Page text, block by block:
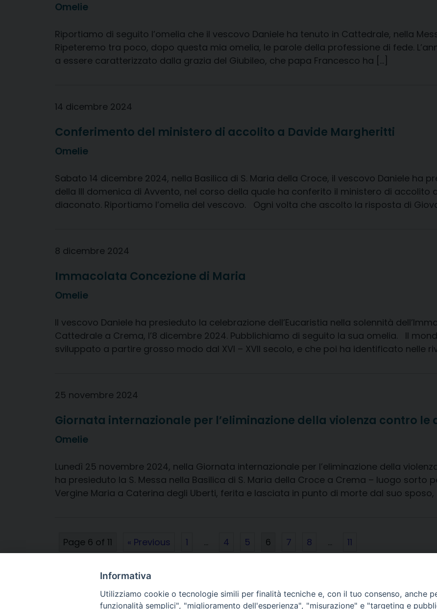
Omelie
Riportiamo di seguito l’omelia che il vescovo Daniele ha tenuto in Cattedrale, nella
Ripeteremo tra poco, dopo questa mia omelia, le parole della professione di fede.
a essere caratterizzato dalla grazia del Giubileo, che papa Francesco ha […]
14 dicembre 2024
Conferimento del ministero di accolito a Davide Margheritti
Omelie
Sabato 14 dicembre 2024, nella Basilica di S. Maria della Croce, il vescovo Daniele ha
della III domenica di Avvento, nel corso della quale ha conferito il ministero di accolito
diaconato. Riportiamo l’omelia del vescovo. Ogni volta che ascolto la risposta di
8 dicembre 2024
Immacolata Concezione di Maria
Omelie
Il vescovo Daniele ha presieduto la celebrazione dell’Eucaristia nella solennità
Cattedrale a Crema, l’8 dicembre 2024. Pubblichiamo di seguito la sua omelia. Il
sviluppato a partire grosso modo dal XVI – XVII secolo, e che poi ha identificato nelle
25 novembre 2024
Giornata internazionale per l’eliminazione della violenza contro le
Omelie
Lunedì 25 novembre 2024, nella Giornata internazionale per l’eliminazione della
ha presieduto la S. Messa nella Basilica di S. Maria della Croce a Crema – luogo sorto
Vergine Maria a Caterina degli Uberti, ferita e lasciata in punto di morte dal suo sposo,
Page 6 of 11 « Previous 1 … 4 5 6 7 8 …
11
Informativa
Utilizziamo cookie o tecnologie simili per finalità tecniche e, con il tuo consenso, anche
funzionalità semplici", "miglioramento dell'esperienza", "misurazione" e "targeting e